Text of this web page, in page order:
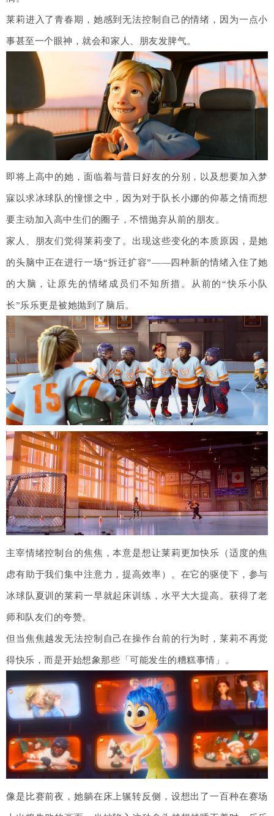
莱莉进入了青春期，她感到无法控制自己的情绪，因为一点小
事甚至一个眼神，就会和家人、朋友发脾气。
即将上高中的她，面临着与昔日好友的分别，以及想要加入梦
寐以求冰球队的憧憬之中，因为对于队长小娜的仰慕之情而想
要主动加入高中生们的圈子，不惜抛弃从前的朋友。
家人、朋友们觉得莱莉变了。出现这些变化的本质原因，是她
的头脑中正在进行一场“拆迁扩容”——四种新的情绪入住了她
的大脑，让原先的情绪成员们不知所措。从前的“快乐小队
长”乐乐更是被她抛到了脑后。
主宰情绪控制台的焦焦，本意是想让莱莉更加快乐（适度的焦
虑有助于我们集中注意力，提高效率）。在它的驱使下，参与
冰球队夏训的莱莉一早就起床训练，水平大大提高。获得了老
师和队友们的夸赞。
但当焦焦越发无法控制自己在操作台前的行为时，莱莉不再觉
得快乐，而是开始想象那些「可能发生的糟糕事情」。
像是比赛前夜，她躺在床上辗转反侧，设想出了一百种在赛场